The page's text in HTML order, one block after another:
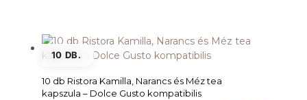
10 DB.
10 db Ristora Kamilla, Narancs és Méz tea
kapszula – Dolce Gusto kompatibilis